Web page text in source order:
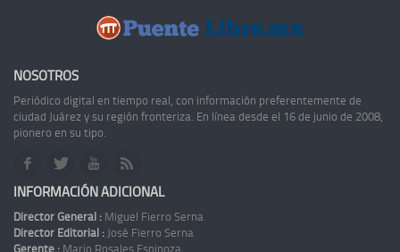
NOSOTROS
Periódico digital en tiempo real, con información preferentemente de
ciudad Juárez y su región fronteriza. En línea desde el 16 de junio de 2008,
pionero en su tipo.
INFORMACIÓN ADICIONAL
Director General : Miguel Fierro Serna
Director Editorial : José Fierro Serna
Gerente : Mario Rosales Espinoza